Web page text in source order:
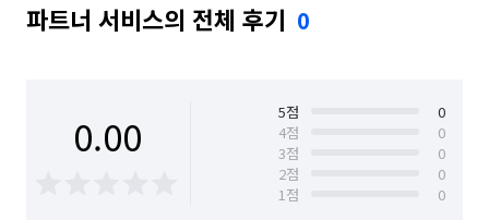
전남 장흥군 전남 진도군 전남 함평군
파트너 서비스의 전체 후기 0
0.00 5점
0
4점
0
3점
0
2점
0
1점
0